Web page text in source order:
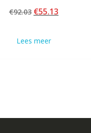
5.00
van 5
€92.03 Oorspronkelijke
€92.03.
€55.13Huidige
Lees meer